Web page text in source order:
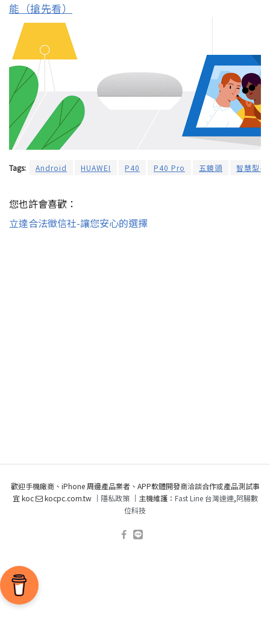
能（搶先看）
Tags: Android HUAWEI P40 P40 Pro 五鏡頭 智慧型手
您也許會喜歡：
立達合法徵信社-讓您安心的選擇
歡迎手機廠商、iPhone 周邊產品業者、APP軟體開發商洽談合作或產品測試事
宜 koc
kocpc.com.tw ｜ 隱私政策｜主機維護： Fast Line 台灣速連,阿腸數
位科技